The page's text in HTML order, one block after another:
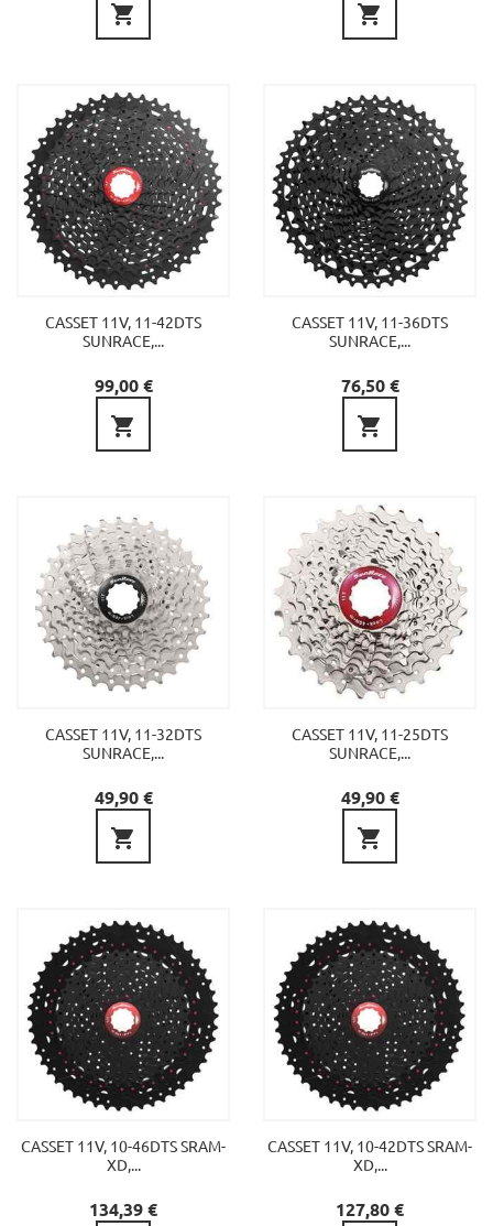
 
CASSET 11V, 11-42DTS
SUNRACE,...
Precio
99,00 €

CASSET 11V, 11-36DTS
SUNRACE,...
Precio
76,50 €

CASSET 11V, 11-32DTS
SUNRACE,...
Precio
49,90 €

CASSET 11V, 11-25DTS
SUNRACE,...
Precio
49,90 €

CASSET 11V, 10-46DTS SRAM-
XD,...
Precio
134,39 €
CASSET 11V, 10-42DTS SRAM-
XD,...
Precio
127,80 €